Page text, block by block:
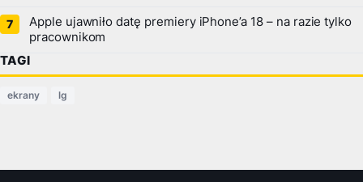
Apple ujawniło datę premiery iPhone’a 18 – na razie tylko
pracownikom
TAGI
ekrany lg